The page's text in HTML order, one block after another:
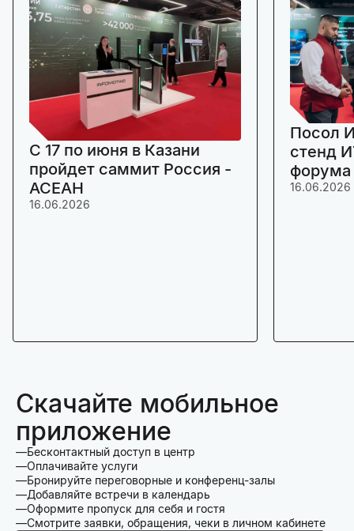
C 17 по июня в Казани
пройдет саммит Россия -
АСЕАН
16.06.2026
Посол
стенд
16.06.2026
Скачайте мобильное
приложение
Бесконтактный доступ в центр
Оплачивайте услуги
Бронируйте переговорные и конференц-залы
Добавляйте встречи в календарь
Оформите пропуск для себя и гостя
Смотрите заявки, обращения, чеки в личном кабинете